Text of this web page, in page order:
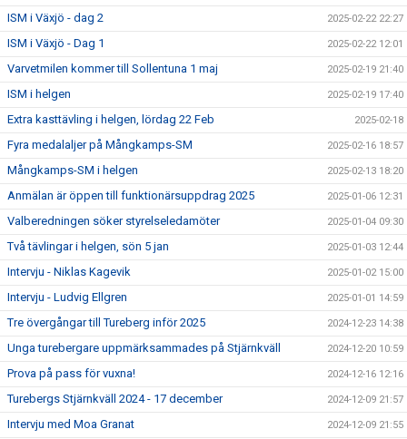
ISM i Växjö - dag 2 2025-02-22 22:27
ISM i Växjö - Dag 1 2025-02-22 12:01
Varvetmilen kommer till Sollentuna 1 maj 2025-02-19 21:40
ISM i helgen 2025-02-19 17:40
Extra kasttävling i helgen, lördag 22 Feb 2025-02-18
Fyra medalaljer på Mångkamps-SM 2025-02-16 18:57
Mångkamps-SM i helgen 2025-02-13 18:20
Anmälan är öppen till funktionärsuppdrag 2025 2025-01-06 12:31
Valberedningen söker styrelseledamöter 2025-01-04 09:30
Två tävlingar i helgen, sön 5 jan 2025-01-03 12:44
Intervju - Niklas Kagevik 2025-01-02 15:00
Intervju - Ludvig Ellgren 2025-01-01 14:59
Tre övergångar till Tureberg inför 2025 2024-12-23 14:38
Unga turebergare uppmärksammades på Stjärnkväll 2024-12-20 10:59
Prova på pass för vuxna! 2024-12-16 12:16
Turebergs Stjärnkväll 2024 - 17 december 2024-12-09 21:57
Intervju med Moa Granat 2024-12-09 21:55